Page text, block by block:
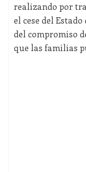
realizando por
el cese del
del compromiso
que las familias